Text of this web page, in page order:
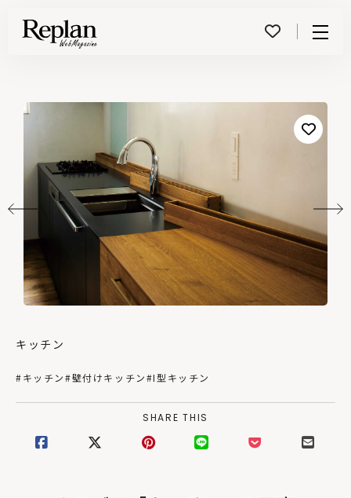
キッチン
#キッチン#壁付けキッチン#I型キッチン
SHARE THIS